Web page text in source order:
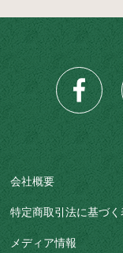
会社概要
特定商取引法に基づく
メディア情報